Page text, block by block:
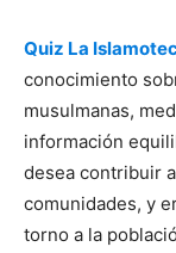
Quiz La
conocimiento
musulmanas,
información
desea contribuir
comunidades, y
torno a la